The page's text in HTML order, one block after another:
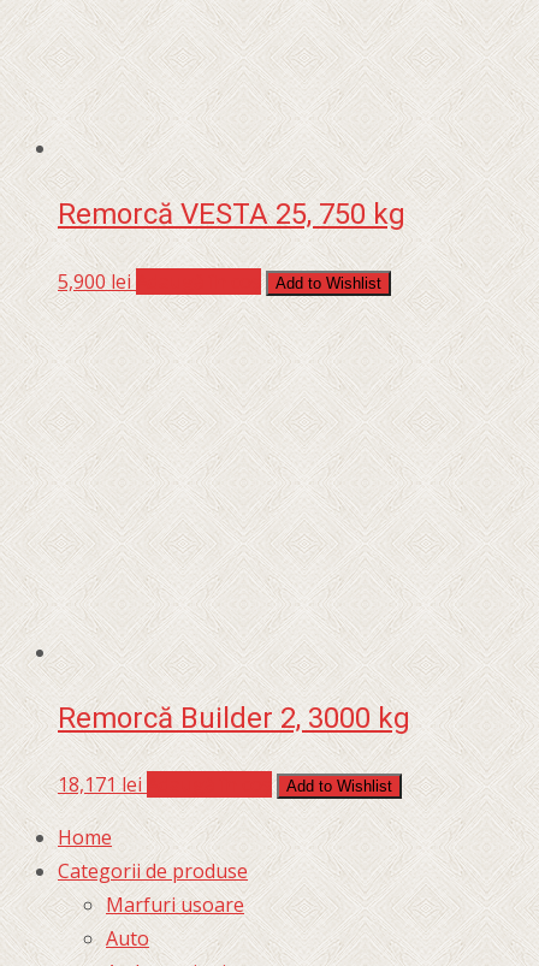
Remorcă VESTA 25, 750 kg
5,900 lei Add to Wishlist
Remorcă Builder 2, 3000 kg
18,171lei Add to Wishlist
Home
Categorii de produse
Marfuri usoare
Auto